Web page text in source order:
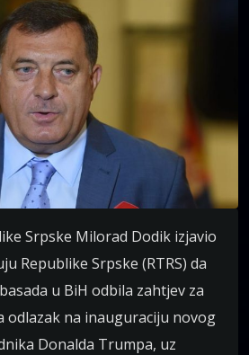
Srpske Milorad Dodik izjavio
Republike Srpske (RTRS) da
u BiH odbila zahtjev za
odlazak na inauguraciju novog
Donalda Trumpa, uz